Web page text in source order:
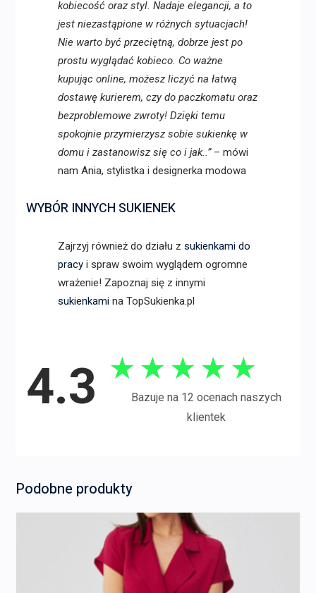
kobiecość oraz styl. Nadaje elegancji, a to
jest niezastąpione w różnych sytuacjach!
Nie warto być przeciętną, dobrze jest po
prostu wyglądać kobieco. Co ważne
kupując online, możesz liczyć na łatwą
dostawę kurierem, czy do paczkomatu oraz
bezproblemowe zwroty! Dzięki temu
spokojnie przymierzysz sobie sukienkę w
domu i zastanowisz się co i jak..”– mówi
nam Ania, stylistka i designerka modowa
WYBÓR INNYCH SUKIENEK
Zajrzyj również do działu z sukienkami do
pracyi spraw swoim wyglądem ogromne
wrażenie! Zapoznaj się z innymi
sukienkamina TopSukienka.pl
4.3 ★ ★ ★ ★ ★
Bazuje na 12 ocenach naszych
klientek
Podobne produkty